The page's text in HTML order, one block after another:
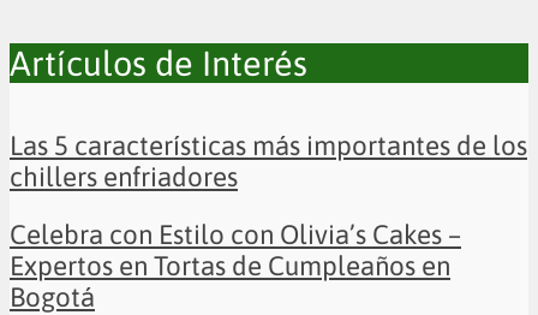
Artículos de Interés
Las 5 características más importantes de los
chillers enfriadores
Celebra con Estilo con Olivia’s Cakes –
Expertos en Tortas de Cumpleaños en
Bogotá